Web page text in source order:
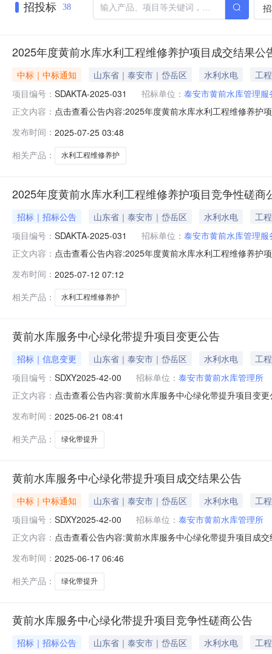
招投标 38
2025年度黄前水库水利工程维修养护项目成交结果公
中标｜中标通知 山东省｜泰安市｜岱岳区 水利水电
工程
项目编号： SDAKTA-2025-031 招标单位： 泰安市黄前水库管理服
正文内容： 点击查看公告内容:2025年度黄前水库水利工程维修养护
称：2025年度黄前水库水利工程维修养护项目三、成交
发布时间： 2025-07-25 03:48
相关产品：
水利工程维修养护
2025年度黄前水库水利工程维修养护项目竞争性磋商
招标｜招标公告 山东省｜泰安市｜岱岳区 水利水电
工程
项目编号： SDAKTA-2025-031 招标单位： 泰安市黄前水库管理服
正文内容： 点击查看公告内容:2025年度黄前水库水利工程维修养护
市黄前水库管理服务中心。本项目已具备招标条件，现
清单。
发布时间： 2025-07-12 07:12
相关产品：
水利工程维修养护
黄前水库服务中心绿化带提升项目变更公告
招标｜信息变更 山东省｜泰安市｜岱岳区 水利水电
工程
项目编号： SDXY2025-42-00 招标单位： 泰安市黄前水库管理所
正文内容： 点击查看公告内容:黄前水库服务中心绿化带提升项目变
前水库管理所联系人：李主任电话：0538-8621516电子
话：0538-
发布时间： 2025-06-21 08:41
相关产品：
绿化带提升
黄前水库服务中心绿化带提升项目成交结果公告
中标｜中标通知 山东省｜泰安市｜岱岳区 水利水电
工程
项目编号： SDXY2025-42-00 招标单位： 泰安市黄前水库管理所
正文内容： 点击查看公告内容:黄前水库服务中心绿化带提升项目成
务中心绿化带提升项目三、成交信息供应商名称：泰安
发布时间： 2025-06-17 06:46
相关产品：
绿化带提升
黄前水库服务中心绿化带提升项目竞争性磋商公告
招标｜招标公告 山东省｜泰安市｜岱岳区 水利水电
工程